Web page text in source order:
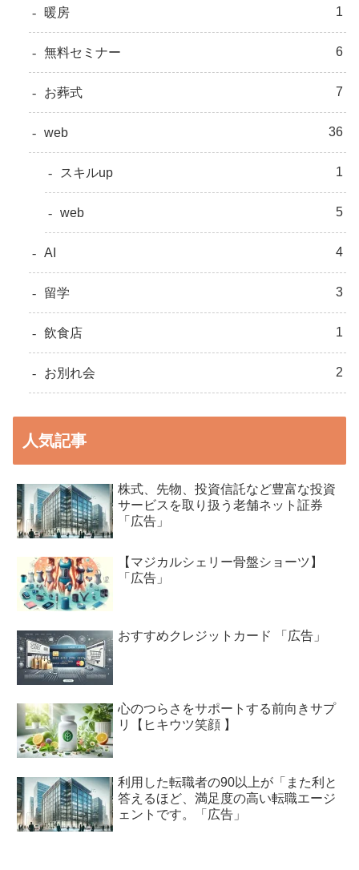
暖房 1
無料セミナー 6
お葬式 7
web 36
スキルup 1
web 5
AI 4
留学 3
飲食店 1
お別れ会 2
人気記事
株式、先物、投資信託など豊富な投資
サービスを取り扱う老舗ネット証券
「広告」
【マジカルシェリー骨盤ショーツ】
「広告」
おすすめクレジットカード 「広告」
心のつらさをサポートする前向きサプ
リ【ヒキウツ笑顔 】
利用した転職者の90以上が「また利と
答えるほど、満足度の高い転職エージ
ェントです。「広告」